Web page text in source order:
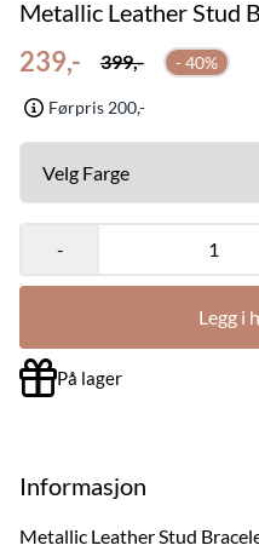
Metallic Leather Stud
239,- 399,- - 40%
Førpris 200,-
-
Legg i
På lager
Informasjon
Metallic Leather Stud